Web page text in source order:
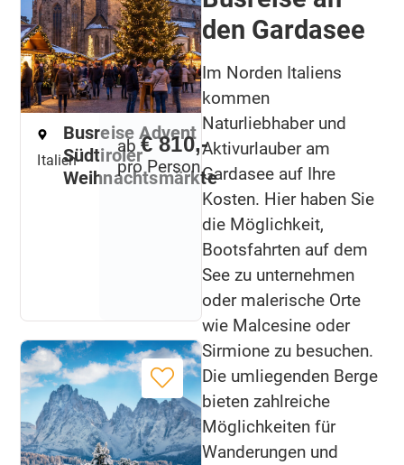
Italien
Busreise Advent
Südtiroler
Weihnachtsmärkte
ab€ 810,-
pro Person
den Gardasee
Im Norden Italiens
kommen
Naturliebhaber und
Aktivurlauber am
Gardasee auf Ihre
Kosten. Hier haben Sie
die Möglichkeit,
Bootsfahrten auf dem
See zu unternehmen
oder malerische Orte
wie Malcesine oder
Sirmione zu besuchen.
Die umliegenden Berge
bieten zahlreiche
Möglichkeiten für
Wanderungen und